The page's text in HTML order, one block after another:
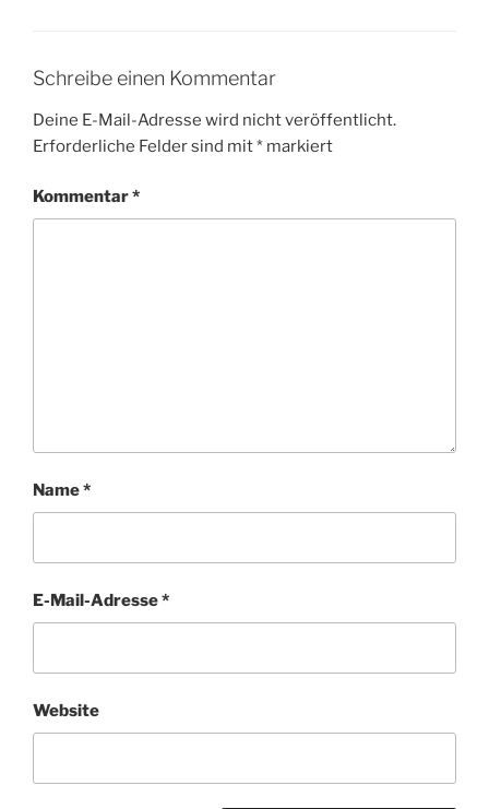
Schreibe einen Kommentar
Deine E-Mail-Adresse wird nicht veröffentlicht.
Erforderliche Felder sind mit* markiert
Kommentar*
Name*
E-Mail-Adresse*
Website